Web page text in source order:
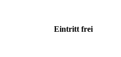
Eintritt frei